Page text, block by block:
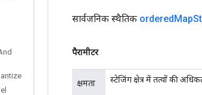
सार्वजनिक स्थैतिक orderedMap
पैरामीटर
क्षमता स्टेजिंग क्षेत्र में तत्वों की